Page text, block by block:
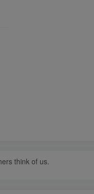
think of us.